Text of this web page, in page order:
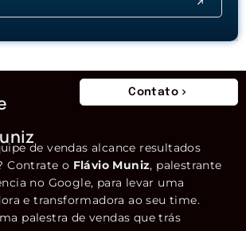
Contato
de vendas alcance resultados
Contrate o Flávio Muniz, palestrante
no Google, para levar uma
e transformadora ao seu time.
palestra de vendas que trás